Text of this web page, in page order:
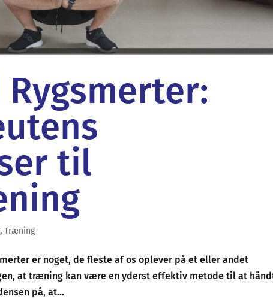
til
,Træning
er noget, de fleste af os oplever på et eller andet
at træning kan være en yderst effektiv metode til at
på, at...